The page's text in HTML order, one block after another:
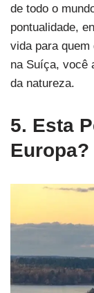
de todo o
pontualidade,
vida para
na Suíça, você
da natureza.
5. Esta
Europa?